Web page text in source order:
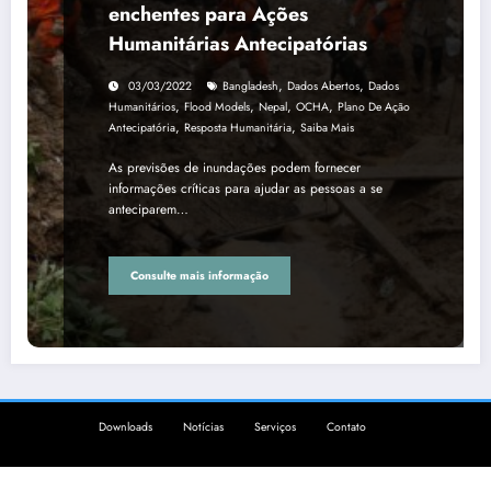
enchentes para Ações
Humanitárias Antecipatórias
03/03/2022 Bangladesh, Dados Abertos, Dados
Humanitários, Flood Models,Nepal, OCHA, Plano De Ação
Antecipatória, Resposta Humanitária, Saiba Mais
As previsões de inundações podem fornecer
informações críticas para ajudar as pessoas a se
anteciparem…
Consulte mais informação
Downloads Notícias Serviços Contato